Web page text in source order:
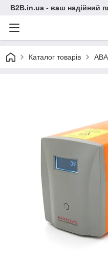
B2B.in.ua - ваш надійний
Каталог товарів